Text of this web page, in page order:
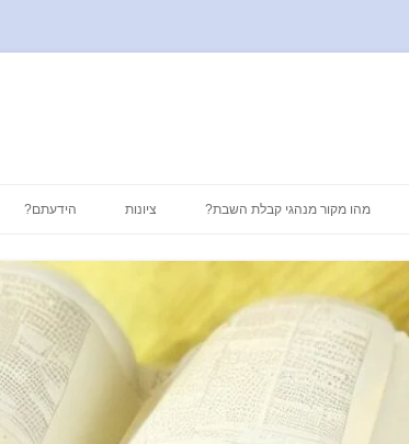
לתוכן
מהו מקור מנהגי קבלת השבת? ציונות הידעתם?